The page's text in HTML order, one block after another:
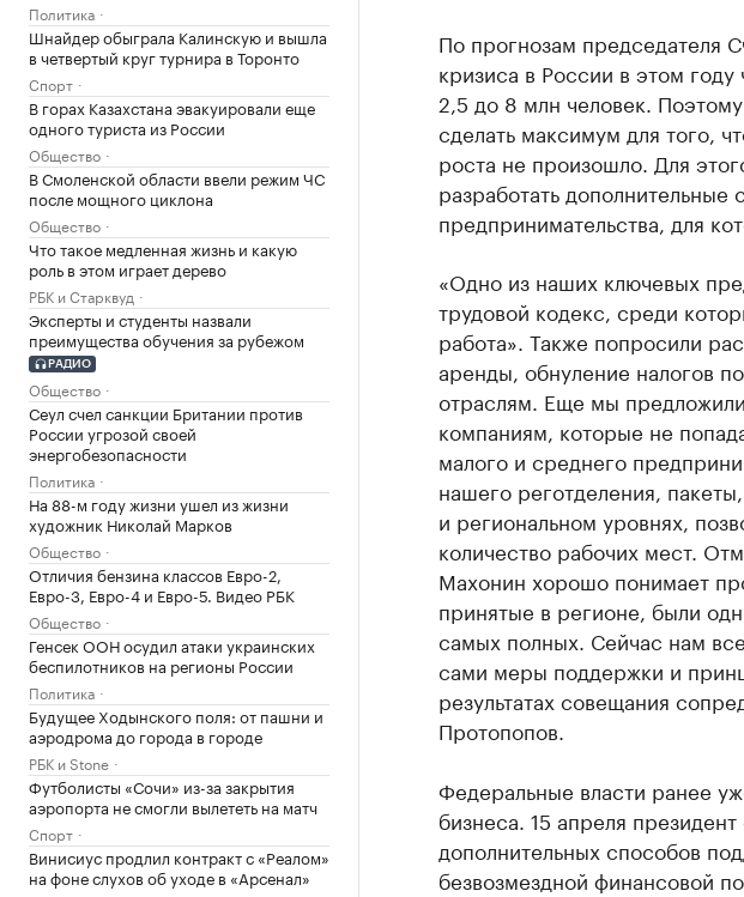
Политика
Шнайдер обыграла Калинскую и вышла
в четвертый круг турнира в Торонто
Спорт
В горах Казахстана эвакуировали еще
одного туриста из России
Общество
В Смоленской области ввели режим ЧС
после мощного циклона
Общество
Что такое медленная жизнь и какую
роль в этом играет дерево
РБК и Старквуд
Эксперты и студенты назвали
преимущества обучения за рубежом
РАДИО
Общество
Сеул счел санкции Британии против
России угрозой своей
энергобезопасности
Политика
На 88-м году жизни ушел из жизни
художник Николай Марков
Общество
Отличия бензина классов Евро-2,
Евро-3, Евро-4 и Евро-5. Видео РБК
Общество
Генсек ООН осудил атаки украинских
беспилотников на регионы России
Политика
Будущее Ходынского поля: от пашни и
аэродрома до города в городе
РБК и Stone
Футболисты «Сочи» из-за закрытия
аэропорта не смогли вылететь на матч
Спорт
Винисиус продлил контракт с «Реалом»
на фоне слухов об уходе в «Арсенал»
По прогнозам председателя
кризиса в России в этом
2,5 до 8 млн человек.
сделать максимум для того,
роста не произошло. Для
разработать
предпринимательства, для
«Одно из наших ключевых
трудовой кодекс, среди
работа». Также попросили
аренды, обнуление налогов
отраслям. Еще мы
компаниям, которые не
малого и среднего
нашего реготделения,
и региональном уровнях,
количество рабочих мест.
Махонин хорошо понимает
принятые в регионе, были
самых полных. Сейчас нам
сами меры поддержки и
результатах совещания
Протопопов.
Федеральные власти ранее
бизнеса. 15 апреля
дополнительных способов
безвозмездной финансовой